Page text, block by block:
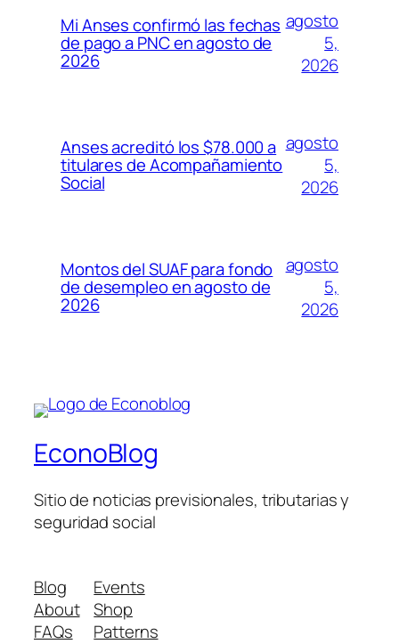
Mi Anses confirmó las fechas
de pago a PNC en agosto de
2026
agosto
5,
2026
Anses acreditó los $78.000 a
titulares de Acompañamiento
Social
agosto
5,
2026
Montos del SUAF para fondo
de desempleo en agosto de
2026
agosto
5,
2026
EconoBlog
Sitio de noticias previsionales, tributarias y
seguridad social
Blog
About
FAQs
Events
Shop
Patterns